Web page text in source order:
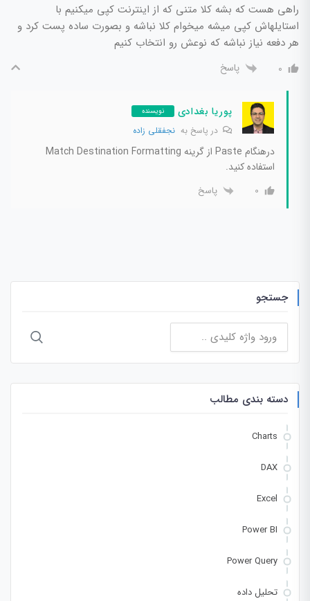
راهی هست که بشه کلا متنی که از اینترنت کپی میکنیم با
استایلهاش کپی میشه میخوام کلا نباشه و بصورت ساده پست کرد و
هر دفعه نیاز نباشه که نوعش رو انتخاب کنیم
0 پاسخ
پوریا بغدادی نویسنده
در پاسخ به نجفقلی زاده
درهنگام Paste از گرینه Match Destination Formatting
استفاده کنید.
0 پاسخ
جستجو
جستجو
برای:
دسته بندی مطالب
Charts
DAX
Excel
Power BI
Power Query
تحلیل داده